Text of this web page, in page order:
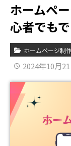
ホームペ
心者でも
ホームページ制
2024年10月